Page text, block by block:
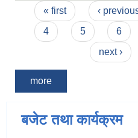
Pages
« first ‹
4
5 6
next ›
more
बजेट तथा कार्यक्रम